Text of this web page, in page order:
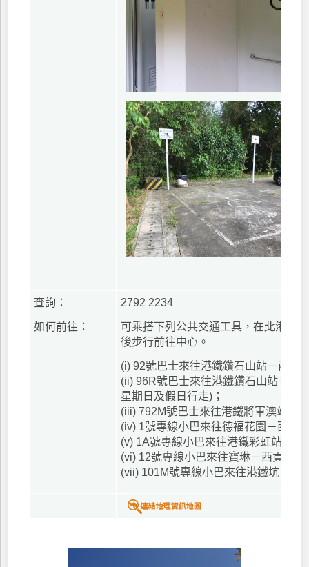
查詢： 2792 2234
如何前往：
可乘搭下列公共交通工具，在北港巴
後步行前往中心。
(i) 92號巴士來往港鐵鑽石山站－西貢
(ii) 96R號巴士來往港鐵鑽石山站－黃
星期日及假日行走)；
(iii) 792M號巴士來往港鐵將軍澳站－
(iv) 1號專線小巴來往德褔花園－西貢
(v) 1A號專線小巴來往港鐵彩虹站－西
(vi) 12號專線小巴來往寶琳－西貢；
(vii) 101M號專線小巴來往港鐵坑口站